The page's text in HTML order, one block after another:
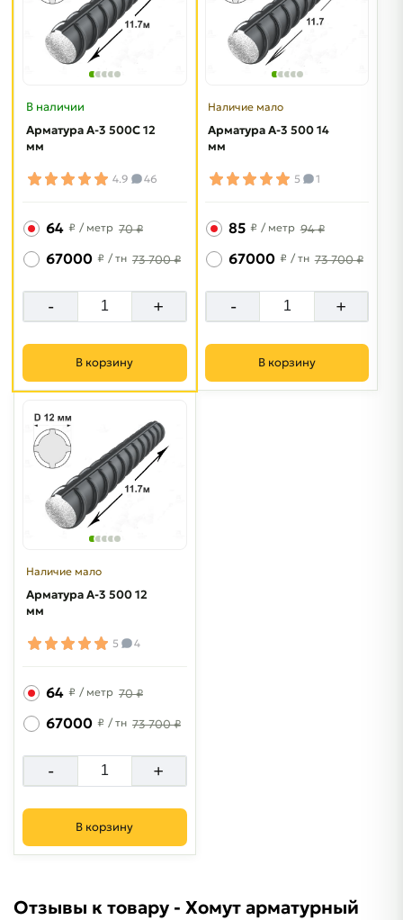
В наличии
Арматура A-3 500C 12
мм
4.9 46
64 ₽ / метр 70 ₽
67000 ₽ / тн 73 700 ₽
- +
В корзину
Наличие мало
Арматура A-3 500 14
мм
5 1
85 ₽ / метр 94 ₽
67000 ₽ / тн 73 700 ₽
- +
В корзину
Наличие мало
Арматура A-3 500 12
мм
5 4
64 ₽ / метр 70 ₽
67000 ₽ / тн 73 700 ₽
- +
В корзину
Отзывы к товару - Хомут арматурный